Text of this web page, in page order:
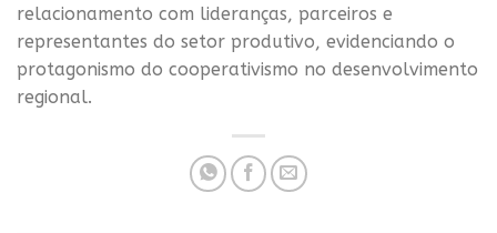
relacionamento com lideranças, parceiros e
representantes do setor produtivo, evidenciando o
protagonismo do cooperativismo no desenvolvimento
regional.